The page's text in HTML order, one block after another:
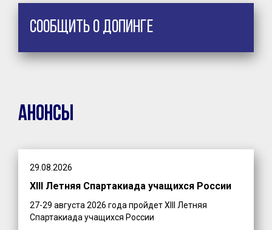
Сообщить о допинге
Анонсы
29.08.2026
XIII Летняя Спартакиада учащихся России
27-29 августа 2026 года пройдет XIII Летняя
Спартакиада учащихся России